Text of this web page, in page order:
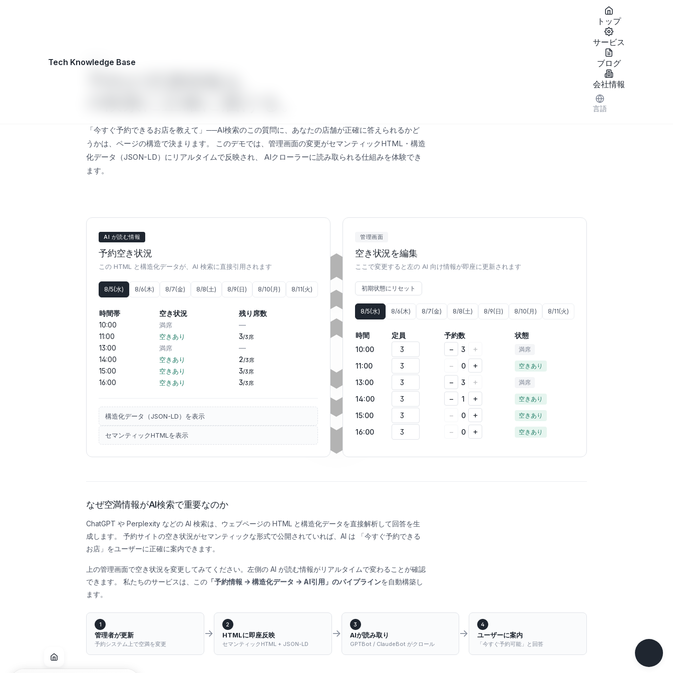
Tech Knowledge Base
トップ
サービス
ブログ
会社情報
言語
技術デモ
「今すぐ予約できるお店を教えて」──AI検索のこの質問に、あなたの店舗が正確に答えられるかど
うかは、ページの構造で決まります。 このデモでは、管理画面の変更がセマンティックHTML・構造
化データ（JSON-LD）にリアルタイムで反映され、 AIクローラーに読み取られる仕組みを体験でき
ます。
AI が読む情報
予約空き状況
この HTML と構造化データが、AI 検索に直接引用されます
8/5(水) 8/6(木) 8/7(金) 8/8(土) 8/9(日) 8/10(月) 8/11(火)
時間帯 空き状況
残り席数
10:00
満席
—
11:00
空きあり 3/3席
13:00 満席
—
14:00
空きあり 2/3席
15:00 空きあり 3/3席
16:00 空きあり 3/3席
構造化データ（JSON-LD）を表示
セマンティックHTMLを表示
管理画面
空き状況を編集
ここで変更すると左の AI 向け情報が即座に更新されます
初期状態にリセット
8/5(水) 8/6(木) 8/7(金) 8/8(土) 8/9(日) 8/10(月) 8/11(火)
時間 定員 予約数
状態
10:00
− 3 + 満席
11:00 − 0 + 空きあり
13:00 − 3 + 満席
14:00 − 1 + 空きあり
15:00 − 0 + 空きあり
16:00 − 0 + 空きあり
なぜ空満情報がAI検索で重要なのか
ChatGPT や Perplexity などの AI 検索は、ウェブページの HTML と構造化データを直接解析して回答を生
成します。 予約サイトの空き状況がセマンティックな形式で公開されていれば、AI は 「今すぐ予約できる
お店」をユーザーに正確に案内できます。
上の管理画面で空き状況を変更してみてください。左側の AI が読む情報がリアルタイムで変わることが確認
できます。 私たちのサービスは、この 「予約情報 → 構造化データ → AI引用」のパイプラインを自動構築し
ます。
1
管理者が更新
予約システム上で空満を変更
→
2
HTMLに即座反映
セマンティックHTML + JSON-LD
→
3
AIが読み取り
GPTBot / ClaudeBot がクロール
→
4
ユーザーに案内
「今すぐ予約可能」と回答